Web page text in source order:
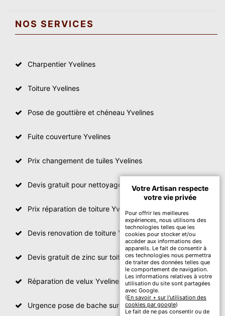
NOS SERVICES
Charpentier Yvelines
Toiture Yvelines
Pose de gouttière et chéneau Yvelines
Fuite couverture Yvelines
Prix changement de tuiles Yvelines
Devis gratuit pour nettoyage toiture Yvelines
Prix réparation de toiture Yvelines
Devis renovation de toiture Yvelines
Devis gratuit de zinc sur toiture
Réparation de velux Yvelines
Urgence pose de bache sur toiture Yvelines
Votre Artisan respecte
votre vie privée
Pour offrir les meilleures
expériences, nous utilisons des
technologies telles que les
cookies pour stocker et/ou
accéder aux informations des
appareils. Le fait de consentir à
ces technologies nous permettra
de traiter des données telles que
le comportement de navigation.
Les informations relatives à votre
utilisation du site sont partagées
avec Google.
(En savoir + sur l'utilisation des
cookies par google)
Le fait de ne pas consentir ou de